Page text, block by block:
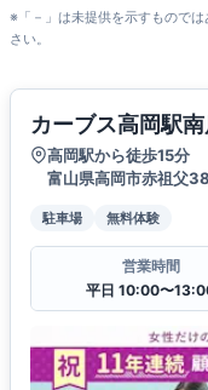
※「－」は未提供を示すもので
さい。
カーブス高岡駅
高岡駅から徒歩15分
富山県高岡市赤祖父
駐車場 無料体験
営業時間
平日 10:00〜